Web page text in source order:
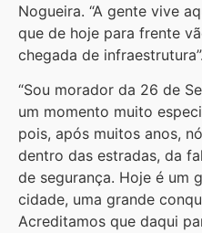
Nogueira. “A gente vive
que de hoje para frente
chegada de infraestrutura”.
“Sou morador da 26 de
um momento muito
pois, após muitos anos,
dentro das estradas, da
de segurança. Hoje é um
cidade, uma grande
Acreditamos que daqui